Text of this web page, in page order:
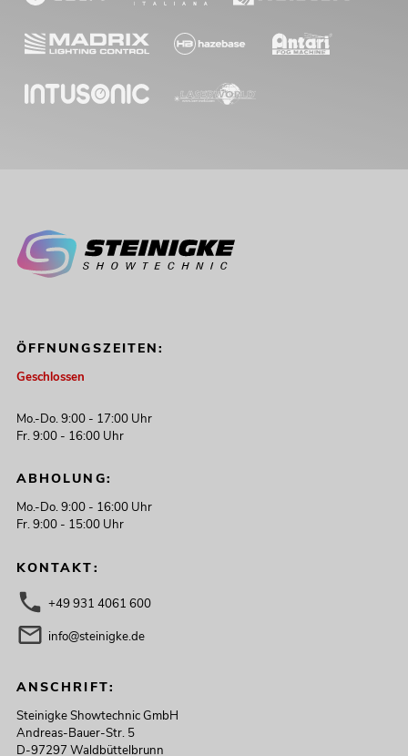
ÖFFNUNGSZEITEN:
Geschlossen
Mo.-Do. 9:00 - 17:00 Uhr
Fr. 9:00 - 16:00 Uhr
ABHOLUNG:
Mo.-Do. 9:00 - 16:00 Uhr
Fr. 9:00 - 15:00 Uhr
KONTAKT:
+49 931 4061 600
info@steinigke.de
ANSCHRIFT:
Steinigke Showtechnic GmbH
Andreas-Bauer-Str. 5
D-97297 Waldbüttelbrunn